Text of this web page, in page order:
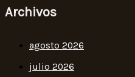
Archivos
agosto 2026
julio 2026